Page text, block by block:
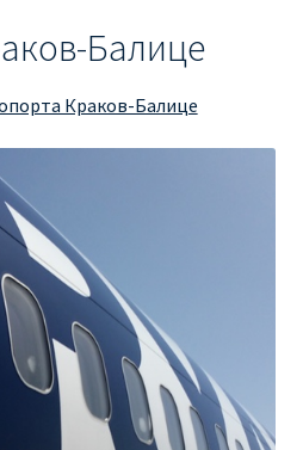
Балице
Краков-Балице